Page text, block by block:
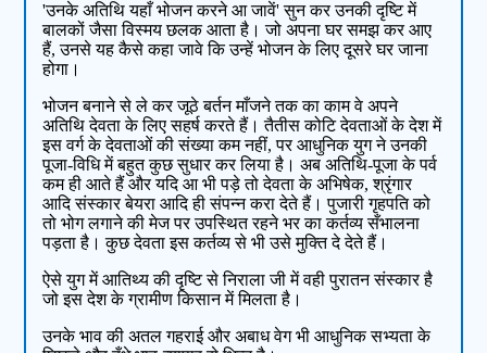
'उनके अतिथि यहाँ भोजन करने आ जावें' सुन कर उनकी दृष्टि में
बालकों जैसा विस्मय छलक आता है। जो अपना घर समझ कर आए
हैं, उनसे यह कैसे कहा जावे कि उन्हें भोजन के लिए दूसरे घर जाना
होगा।
भोजन बनाने से ले कर जूठे बर्तन माँजने तक का काम वे अपने
अतिथि देवता के लिए सहर्ष करते हैं। तैतीस कोटि देवताओं के देश में
इस वर्ग के देवताओं की संख्या कम नहीं, पर आधुनिक युग ने उनकी
पूजा-विधि में बहुत कुछ सुधार कर लिया है। अब अतिथि-पूजा के पर्व
कम ही आते हैं और यदि आ भी पड़े तो देवता के अभिषेक, श्रृंगार
आदि संस्कार बेयरा आदि ही संपन्न करा देते हैं। पुजारी गृहपति को
तो भोग लगाने की मेज पर उपस्थित रहने भर का कर्तव्य सँभालना
पड़ता है। कुछ देवता इस कर्तव्य से भी उसे मुक्ति दे देते हैं।
ऐसे युग में आतिथ्य की दृष्टि से निराला जी में वही पुरातन संस्कार है
जो इस देश के ग्रामीण किसान में मिलता है।
उनके भाव की अतल गहराई और अबाध वेग भी आधुनिक सभ्यता के